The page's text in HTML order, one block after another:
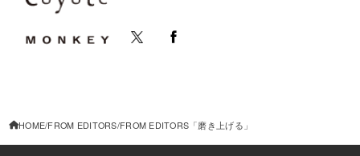
HOME FROM EDITORS FROM EDITORS「磨き上げる」